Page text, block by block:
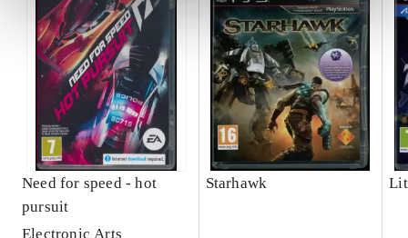
Need for speed - hot
pursuit
Electronic Arts
Starhawk